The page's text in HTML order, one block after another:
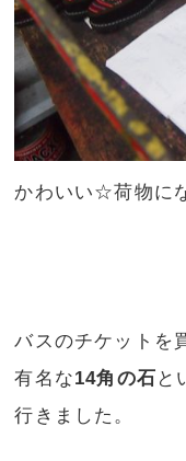
かわいい☆荷物に
バスのチケットを
有名な14角の石 と
行きました。